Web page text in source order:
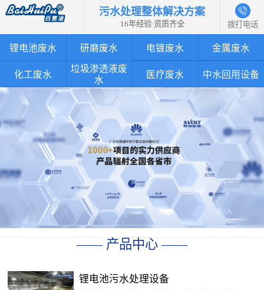
污水处理整体解决方案
16年经验·资质齐全 拨打电话
锂电池废水 研磨废水 电镀废水 金属废水
化工废水
垃圾渗透液废
水
医疗废水 中水回用设备
—— 产品中心 ——
锂电池污水处理设备